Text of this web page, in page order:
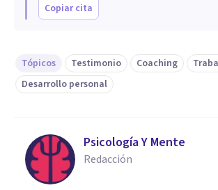
Copiar cita
Tópicos Testimonio Coaching
Desarrollo personal
Psicología Y Mente
Redacción